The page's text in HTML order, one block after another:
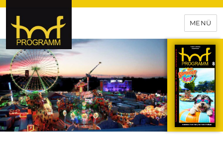
hof-programm – das
Veranstaltungsportal für
Hochfranken
MENÜ